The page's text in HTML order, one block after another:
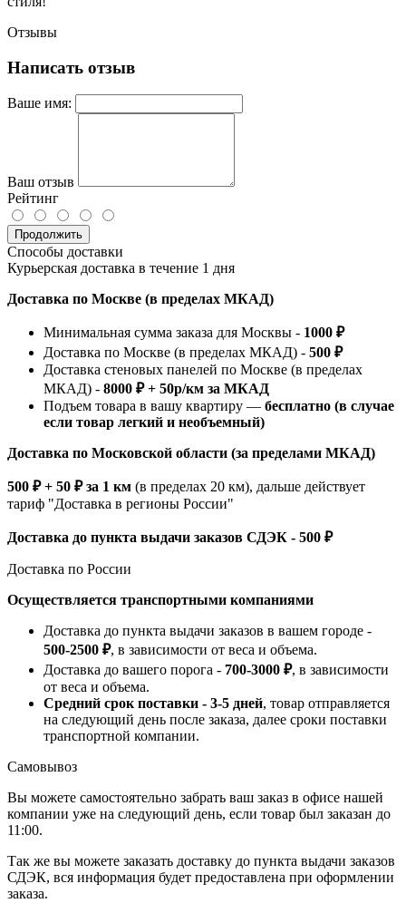
Отзывы
Написать отзыв
Ваше имя:
Ваш отзыв
Рейтинг
Продолжить
Способы доставки
Курьерская доставка в течение 1 дня
Доставка по Москве (в пределах МКАД)
Минимальная сумма заказа для Москвы - 1000 ₽
Доставка по Москве (в пределах МКАД) - 500 ₽
Доставка стеновых панелей по Москве (в пределах
МКАД) - 8000 ₽ + 50р/км за МКАД
Подъем товара в вашу квартиру — бесплатно (в случае
если товар легкий и необъемный)
Доставка по Московской области (за пределами МКАД)
500 ₽ + 50 ₽ за 1 км (в пределах 20 км), дальше действует
тариф "Доставка в регионы России"
Доставка до пункта выдачи заказов СДЭК - 500 ₽
Доставка по России
Осуществляется транспортными компаниями
Доставка до пункта выдачи заказов в вашем городе -
500-2500 ₽, в зависимости от веса и объема.
Доставка до вашего порога - 700-3000 ₽, в зависимости
от веса и объема.
Средний срок поставки - 3-5 дней, товар отправляется
на следующий день после заказа, далее сроки поставки
транспортной компании.
Самовывоз
Вы можете самостоятельно забрать ваш заказ в офисе нашей
компании уже на следующий день, если товар был заказан до
11:00.
Так же вы можете заказать доставку до пункта выдачи заказов
СДЭК, вся информация будет предоставлена при оформлении
заказа.